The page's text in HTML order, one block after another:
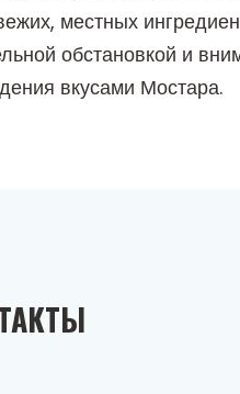
местных
обстановкой и
вкусами Мостара.